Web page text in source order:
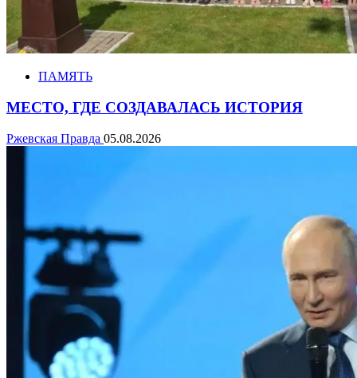
ПАМЯТЬ
МЕСТО, ГДЕ СОЗДАВАЛАСЬ ИСТОРИЯ
Ржевская Правда 05.08.2026